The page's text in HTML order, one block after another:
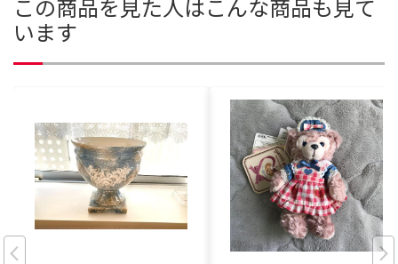
この商品を見た人はこんな商品も見て
います